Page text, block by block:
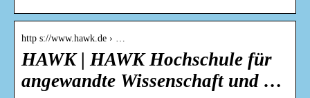
http s://www.hawk.de › …
HAWK | HAWK Hochschule für
angewandte Wissenschaft und …